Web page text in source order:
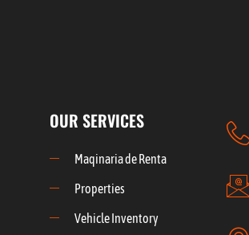
OUR SERVICES
Maqinaria de Renta
Properties
Vehicle Inventory